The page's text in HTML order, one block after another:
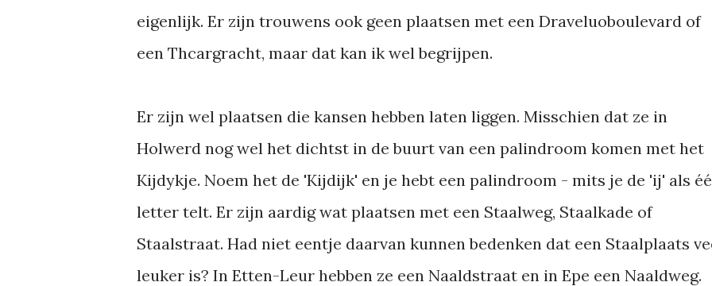
eigenlijk. Er zijn trouwens ook geen plaatsen met een Draveluoboulevard of
een Thcargracht, maar dat kan ik wel begrijpen.
Er zijn wel plaatsen die kansen hebben laten liggen. Misschien dat ze in
Holwerd nog wel het dichtst in de buurt van een palindroom komen met het
Kijdykje. Noem het de 'Kijdijk' en je hebt een palindroom - mits je de 'ij' als
letter telt. Er zijn aardig wat plaatsen met een Staalweg, Staalkade of
Staalstraat. Had niet eentje daarvan kunnen bedenken dat een Staalplaats
leuker is? In Etten-Leur hebben ze een Naaldstraat en in Epe een Naaldweg.